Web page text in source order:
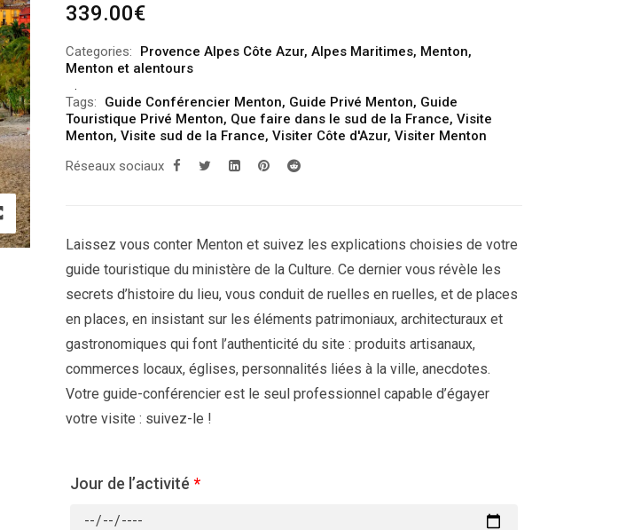
339.00€
Categories: Provence Alpes Côte Azur, Alpes Maritimes, Menton,
Menton et alentours
Tags: Guide Conférencier Menton, Guide Privé Menton, Guide
Touristique Privé Menton, Que faire dans le sud de la France, Visite
Menton, Visite sud de la France, Visiter Côte d'Azur, Visiter Menton
Réseaux sociaux
Laissez vous conter Menton et suivez les explications choisies de votre
guide touristique du ministère de la Culture. Ce dernier vous révèle les
secrets d’histoire du lieu, vous conduit de ruelles en ruelles, et de places
en places, en insistant sur les éléments patrimoniaux, architecturaux et
gastronomiques qui font l’authenticité du site : produits artisanaux,
commerces locaux, églises, personnalités liées à la ville, anecdotes.
Votre guide-conférencier est le seul professionnel capable d’égayer
votre visite : suivez-le !
Jour de l’activité *